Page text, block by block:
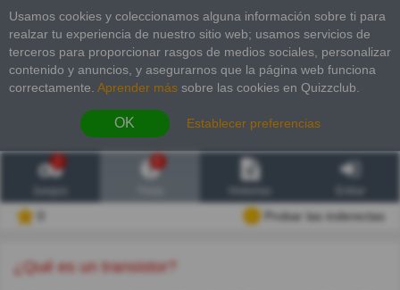
Usamos cookies y coleccionamos alguna información sobre ti para
realzar tu experiencia de nuestro sitio web; usamos servicios de
terceros para proporcionar rasgos de medios sociales, personalizar
contenido y anuncios, y asegurarnos que la página web funciona
correctamente. Aprender más sobre las cookies en Quizzclub.
OK Establecer preferencias
2
Probar las inderectas
¿Qué es un transistor?